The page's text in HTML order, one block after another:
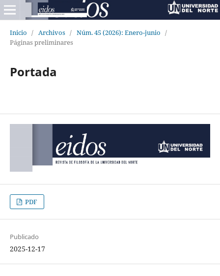
Inicio / Archivos / Núm. 45 (2026): Enero-junio /
Páginas preliminares
Portada
PDF
Publicado
2025-12-17